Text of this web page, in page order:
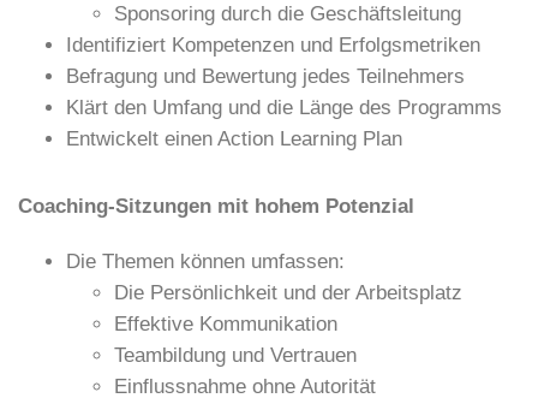
Sponsoring durch die Geschäftsleitung
Identifiziert Kompetenzen und Erfolgsmetriken
Befragung und Bewertung jedes Teilnehmers
Klärt den Umfang und die Länge des Programms
Entwickelt einen Action Learning Plan
Coaching-Sitzungen mit hohem Potenzial
Die Themen können umfassen:
Die Persönlichkeit und der Arbeitsplatz
Effektive Kommunikation
Teambildung und Vertrauen
Einflussnahme ohne Autorität